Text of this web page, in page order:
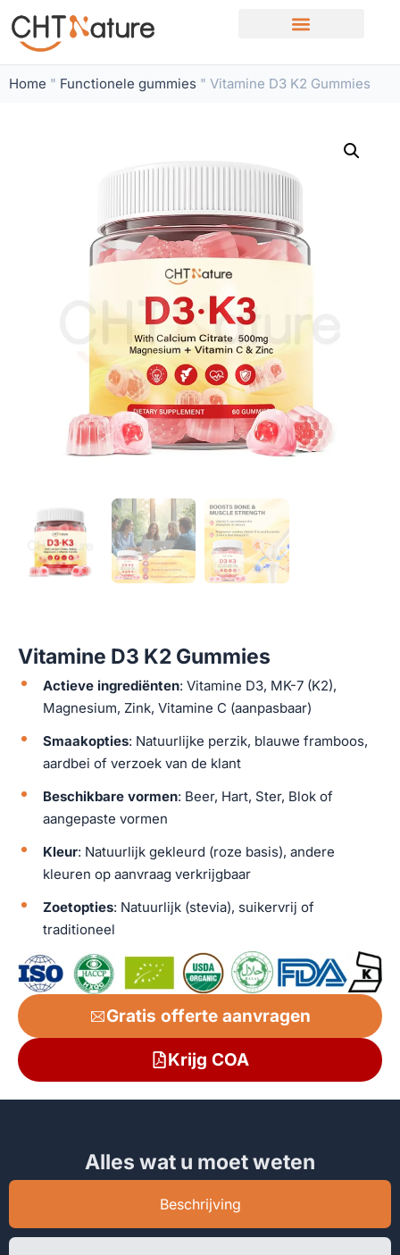
Home " Functionele gummies " Vitamine D3 K2 Gummies
Vitamine D3 K2 Gummies
Actieve ingrediënten: Vitamine D3, MK-7 (K2),
Magnesium, Zink, Vitamine C (aanpasbaar)
Smaakopties: Natuurlijke perzik, blauwe framboos,
aardbei of verzoek van de klant
Beschikbare vormen: Beer, Hart, Ster, Blok of
aangepaste vormen
Kleur: Natuurlijk gekleurd (roze basis), andere
kleuren op aanvraag verkrijgbaar
Zoetopties: Natuurlijk (stevia), suikervrij of
traditioneel
Gratis offerte aanvragen
Krijg COA
Alles wat u moet weten
Beschrijving